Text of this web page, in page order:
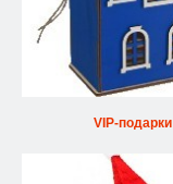
VIP-подарки